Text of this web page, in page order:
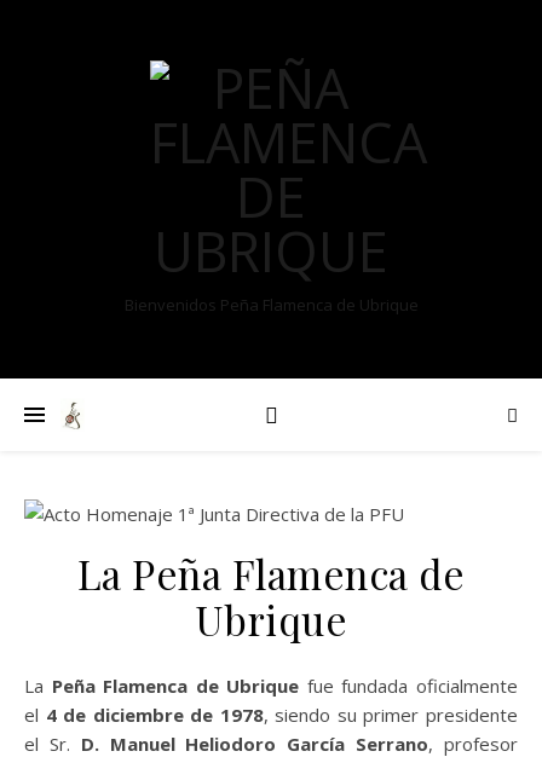
Bienvenidos Peña Flamenca de Ubrique
La Peña Flamenca de
Ubrique
La Peña Flamenca de Ubrique fue fundada oficialmente
el 4 de diciembre de 1978, siendo su primer presidente
el Sr. D. Manuel Heliodoro García Serrano, profesor